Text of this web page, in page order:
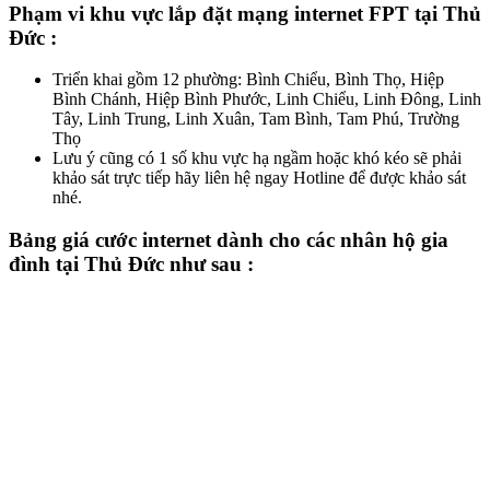
Phạm vi khu vực lắp đặt mạng internet FPT tại Thủ
Đức :
Triển khai gồm 12 phường: Bình Chiểu, Bình Thọ, Hiệp
Bình Chánh, Hiệp Bình Phước, Linh Chiểu, Linh Đông, Linh
Tây, Linh Trung, Linh Xuân, Tam Bình, Tam Phú, Trường
Thọ
Lưu ý cũng có 1 số khu vực hạ ngầm hoặc khó kéo sẽ phải
khảo sát trực tiếp hãy liên hệ ngay Hotline để được khảo sát
nhé.
Bảng giá cước internet dành cho các nhân hộ gia
đình tại Thủ Đức như sau :